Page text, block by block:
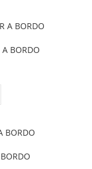
A BORDO